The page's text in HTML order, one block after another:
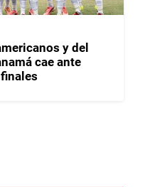
y del
cae ante